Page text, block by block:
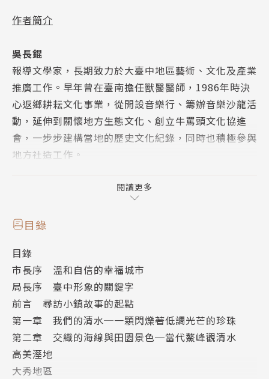
作者簡介
吳長錕
報導文學家，長期致力於大臺中地區藝術、文化及產業
推廣工作。早年曾在臺南擔任獸醫醫師，1986年時決
心返鄉耕耘文化事業，從開設音樂行、籌辦音樂沙龍活
動，延伸到關懷地方生態文化、創立牛罵頭文化協進
會，一步步建構當地的歷史文化紀錄，同時也積極參與
地方社造工作。
1989年生，臺中大里人。清華大學人類學研究所碩
士。目前在清水工作，時常在海線走跳。帶著人類學訓
練的眼光及在雲南藏區田野調查的經驗，試圖用不同的
化的興趣、追求知識的熱情，期許透過導覽與寫作，道
出最貼近人性底蘊的故事。
閱讀更多
目錄
目錄
市長序 溫和自信的幸福城市
局長序 臺中形象的關鍵字
前言 尋訪小鎮故事的起點
第一章 我們的清水─一顆閃爍著低調光芒的珍珠
第二章 交織的海線與田園景色─當代鰲峰觀清水
高美溼地
大秀地區